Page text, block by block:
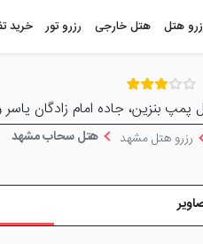
هتل هتل خارجی رزرو تور خرید
بنزین، جاده امام زادگان
رزرو هتل مشهد هتل سحاب مشهد